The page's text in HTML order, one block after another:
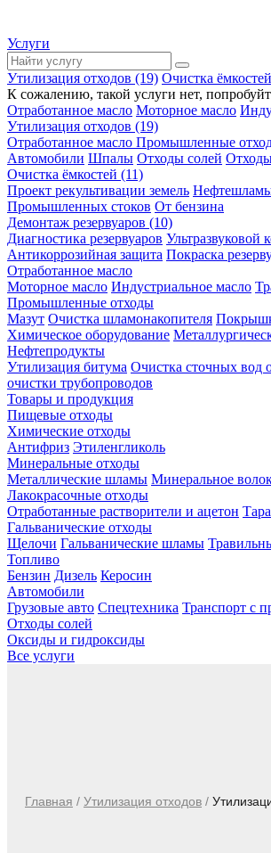
Услуги
Утилизация отходов (19) Очистка
К сожалению, такой услуги нет,
Отработанное масло Моторное масло
Утилизация отходов (19)
Отработанное масло Промышленные
Автомобили Шпалы Отходы солей
Очистка ёмкостей (11)
Проект рекультивации земель
Промышленных стоков От бензина
Демонтаж резервуаров (10)
Диагностика резервуаров Ультразвуковой
Антикоррозийная защита Покраска
Отработанное масло
Моторное масло Индустриальное масло
Промышленные отходы
Мазут Очистка шламонакопителя
Химическое оборудование
Нефтепродукты
Утилизация битума Очистка сточных вод
очистки трубопроводов
Товары и продукция
Пищевые отходы
Химические отходы
Антифриз Этиленгликоль
Минеральные отходы
Металлические шламы Минеральное
Лакокрасочные отходы
Отработанные растворители и ацетон
Гальванические отходы
Щелочи Гальванические шламы
Топливо
Бензин Дизель Керосин
Автомобили
Грузовые авто Спецтехника Транспорт с
Отходы солей
Оксиды и гидроксиды
Все услуги
Главная / Утилизация отходов /